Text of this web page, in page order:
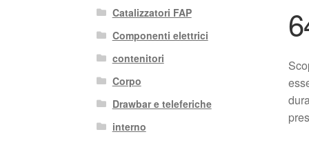
Catalizzatori FAP
Componenti elettrici
contenitori
Corpo
Drawbar e teleferiche
interno